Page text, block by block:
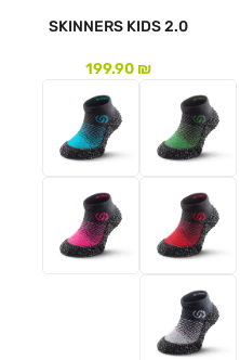
SKINNERS KIDS 2.0
199.90₪